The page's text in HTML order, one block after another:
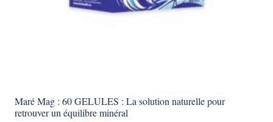
Maré Mag : 60 GELULES : La solution naturelle pour
retrouver un équilibre minéral